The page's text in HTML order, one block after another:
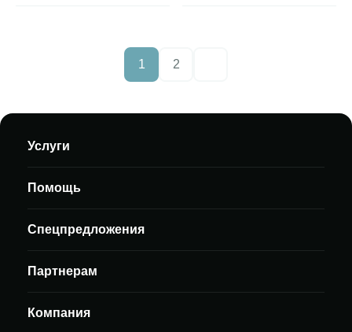
1 2
Услуги
Помощь
Спецпредложения
Партнерам
Компания